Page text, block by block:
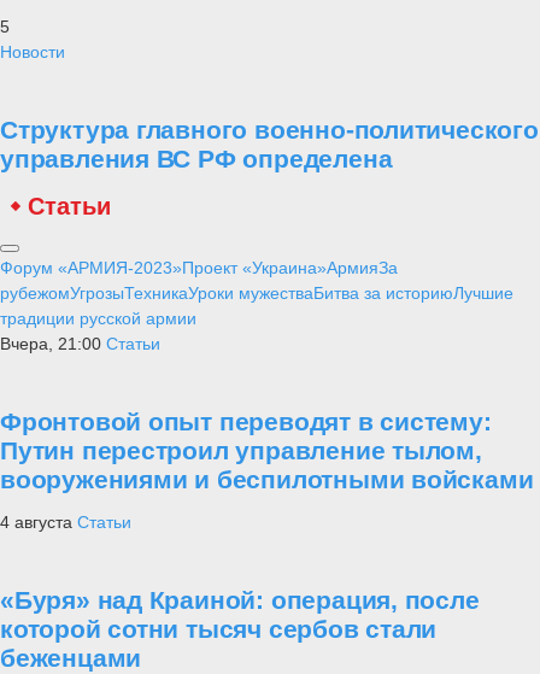
5
Новости
Структура главного военно-политического
управления ВС РФ определена
Статьи
Форум «АРМИЯ-2023»Проект «Украина»АрмияЗа
рубежомУгрозыТехникаУроки мужестваБитва за историюЛучшие
традиции русской армии
Вчера, 21:00 Статьи
Фронтовой опыт переводят в систему:
Путин перестроил управление тылом,
вооружениями и беспилотными войсками
4 августа Статьи
«Буря» над Краиной: операция, после
которой сотни тысяч сербов стали
беженцами